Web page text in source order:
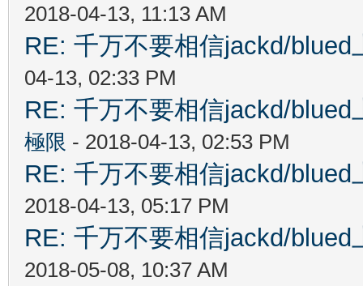
2018-04-13, 11:13 AM
RE: 千万不要相信jackd/
04-13, 02:33 PM
RE: 千万不要相信jackd/
極限 - 2018-04-13, 02:53 PM
RE: 千万不要相信jackd/
2018-04-13, 05:17 PM
RE: 千万不要相信jackd/
2018-05-08, 10:37 AM